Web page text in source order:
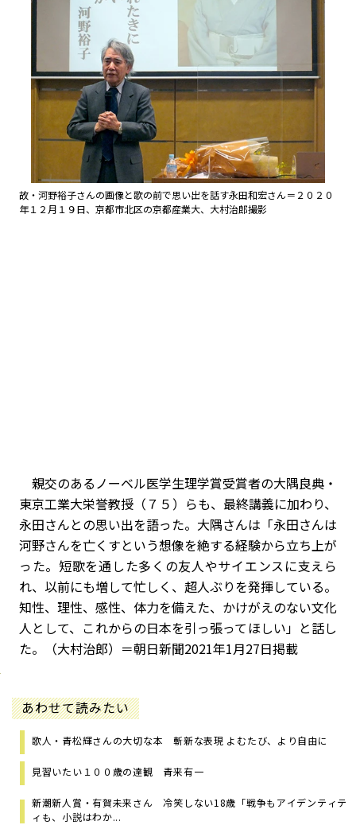
故・河野裕子さんの画像と歌の前で思い出を話す永田和宏さん＝２０２０
年１２月１９日、京都市北区の京都産業大、大村治郎撮影
親交のあるノーベル医学生理学賞受賞者の大隅良典・
東京工業大栄誉教授（７５）らも、最終講義に加わり、
永田さんとの思い出を語った。大隅さんは「永田さんは
河野さんを亡くすという想像を絶する経験から立ち上が
った。短歌を通した多くの友人やサイエンスに支えら
れ、以前にも増して忙しく、超人ぶりを発揮している。
知性、理性、感性、体力を備えた、かけがえのない文化
人として、これからの日本を引っ張ってほしい」と話し
た。（大村治郎） ＝朝日新聞2021年1月27日掲載
あわせて読みたい
歌人・青松輝さんの大切な本 斬新な表現 よむたび、より自由に
見習いたい１００歳の達観 青来有一
新潮新人賞・有賀未来さん 冷笑しない18歳「戦争もアイデンティテ
ィも、小説はわか...